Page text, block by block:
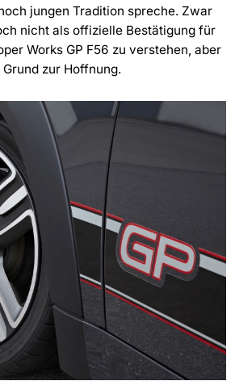
jungen Tradition spreche. Zwar
nicht als offizielle Bestätigung für
Works GP F56 zu verstehen, aber
zur Hoffnung.